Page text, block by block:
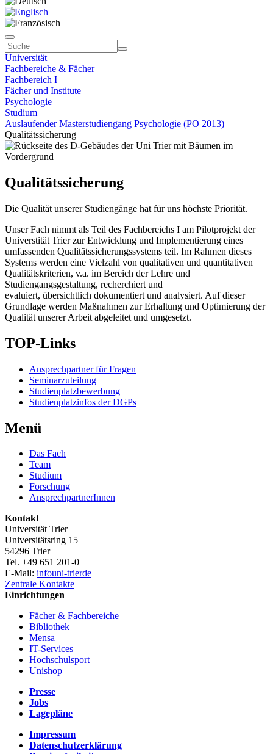
Universität
Fachbereiche & Fächer
Fachbereich I
Fächer und Institute
Psychologie
Studium
Auslaufender Masterstudiengang Psychologie (PO 2013)
Qualitätssicherung
Qualitätssicherung
Die Qualität unserer Studiengänge hat für uns höchste Priorität.
Unser Fach nimmt als Teil des Fachbereichs I am Pilotprojekt der
Universtität Trier zur Entwicklung und Implementierung eines
umfassenden Qualitätssicherungssystems teil. Im Rahmen dieses
Systems werden eine Vielzahl von qualitativen und quantitativen
Qualitätskriterien, v.a. im Bereich der Lehre und
Studiengangsgestaltung, recherchiert und
evaluiert, übersichtlich dokumentiert und analysiert. Auf dieser
Grundlage werden Maßnahmen zur Erhaltung und Optimierung der
Qualität unserer Arbeit abgeleitet und umgesetzt.
TOP-Links
Ansprechpartner für Fragen
Seminarzuteilung
Studienplatzbewerbung
Studienplatzinfos der DGPs
Menü
Das Fach
Team
Studium
Forschung
AnsprechpartnerInnen
Kontakt
Universität Trier
Universitätsring 15
54296 Trier
Tel. +49 651 201-0
E-Mail: infouni-trierde
Zentrale Kontakte
Einrichtungen
Fächer & Fachbereiche
Bibliothek
Mensa
IT-Services
Hochschulsport
Unishop
Presse
Jobs
Lagepläne
Impressum
Datenschutzerklärung